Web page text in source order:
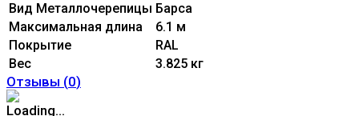
Вид Металлочерепицы Барса
Максимальная длина
6.1 м
Покрытие
RAL
Вес
3.825 кг
Отзывы (0)